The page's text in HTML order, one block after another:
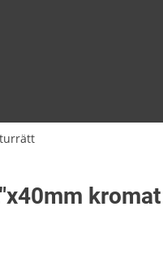
kromat